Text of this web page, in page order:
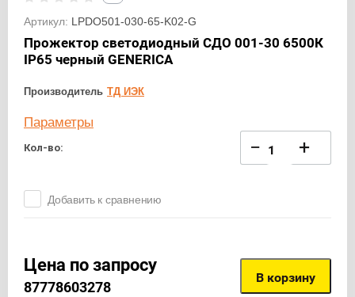
Артикул: LPDO501-030-65-K02-G
Прожектор светодиодный СДО 001-30 6500К
IP65 черный GENERICA
Производитель ТД ИЭК
Параметры
Кол-во: − +
Добавить к сравнению
Цена по запросу
87778603278
В корзину